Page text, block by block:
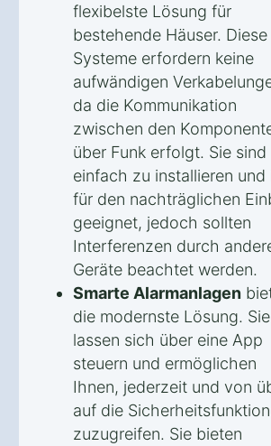
flexibelste Lösung für
bestehende Häuser. Diese
Systeme erfordern keine
aufwändigen
da die Kommunikation
zwischen den
über Funk erfolgt. Sie sind
einfach zu installieren und
für den nachträglichen
geeignet, jedoch sollten
Interferenzen durch
Geräte beachtet werden.
Smarte Alarmanlagen
die modernste Lösung. Sie
lassen sich über eine App
steuern und ermöglichen
Ihnen, jederzeit und von
auf die
zuzugreifen. Sie bieten